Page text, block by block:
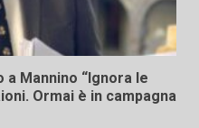
a Mannino “Ignora le
Ormai è in campagna